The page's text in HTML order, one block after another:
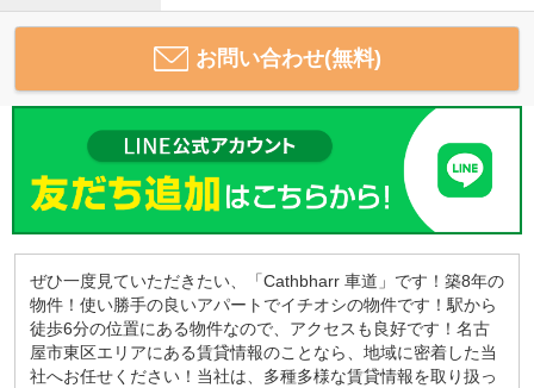
お問い合わせ(無料)
ぜひ一度見ていただきたい、「Cathbharr 車道」です！築8年の
物件！使い勝手の良いアパートでイチオシの物件です！駅から
徒歩6分の位置にある物件なので、アクセスも良好です！名古
屋市東区エリアにある賃貸情報のことなら、地域に密着した当
社へお任せください！当社は、多種多様な賃貸情報を取り扱っ